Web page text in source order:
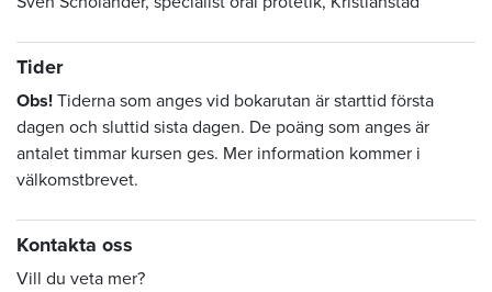
Tider
Obs! Tiderna som anges vid bokarutan är starttid första
dagen och sluttid sista dagen. De poäng som anges är
antalet timmar kursen ges. Mer information kommer i
välkomstbrevet.
Kontakta oss
Vill du veta mer?